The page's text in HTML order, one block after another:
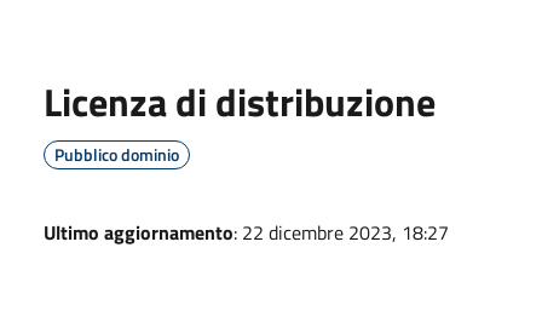
Licenza di distribuzione
Pubblico dominio
Ultimo aggiornamento: 22 dicembre 2023, 18:27